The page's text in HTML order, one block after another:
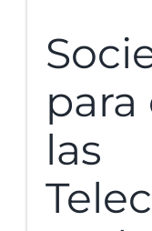
para
las